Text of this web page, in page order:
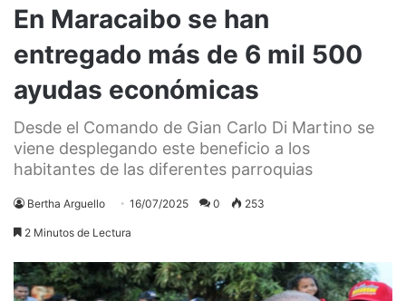
En Maracaibo se han
entregado más de 6 mil 500
ayudas económicas
Desde el Comando de Gian Carlo Di Martino se
viene desplegando este beneficio a los
habitantes de las diferentes parroquias
Bertha Arguello 16/07/2025 0 253
2 Minutos de Lectura